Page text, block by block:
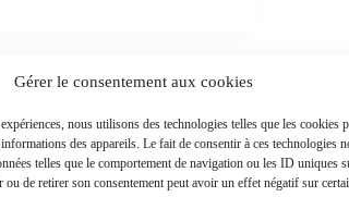
Gérer le consentement aux cookies
nous utilisons des technologies telles que les cookies
des appareils. Le fait de consentir à ces technologies
telles que le comportement de navigation ou les ID uniques
ou de retirer son consentement peut avoir un effet négatif sur
canin également appelé